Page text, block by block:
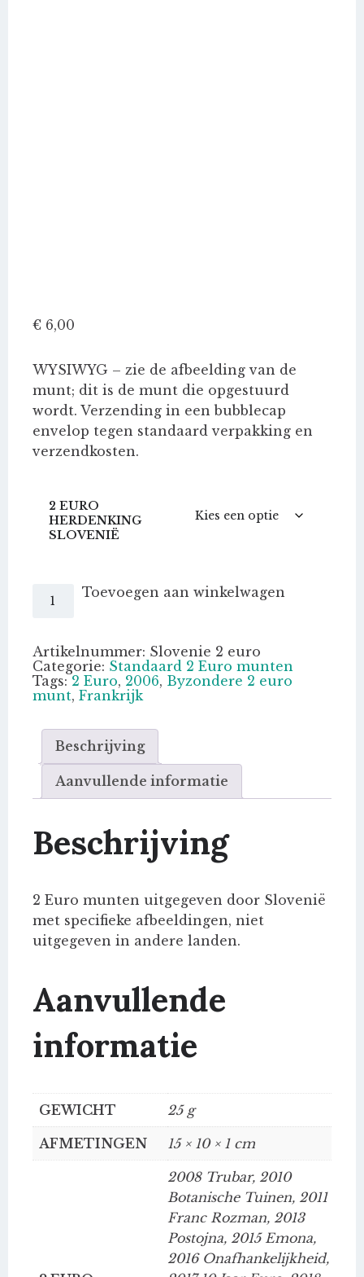
€ 6,00
WYSIWYG – zie de afbeelding van de
munt; dit is de munt die opgestuurd
wordt. Verzending in een bubblecap
envelop tegen standaard verpakking en
verzendkosten.
2 EURO
HERDENKING
SLOVENIË
Slovenië
aantal
Toevoegen aan winkelwagen
Artikelnummer: Slovenie 2 euro
Categorie: Standaard 2 Euro munten
Tags: 2 Euro, 2006, Byzondere 2 euro
munt, Frankrijk
Beschrijving
Aanvullende informatie
Beschrijving
2 Euro munten uitgegeven door Slovenië
met specifieke afbeeldingen, niet
uitgegeven in andere landen.
Aanvullende
informatie
GEWICHT 25 g
AFMETINGEN 15 × 10 × 1 cm
2008 Trubar, 2010
Botanische Tuinen, 2011
Franc Rozman, 2013
Postojna, 2015 Emona,
2016 Onafhankelijkheid,